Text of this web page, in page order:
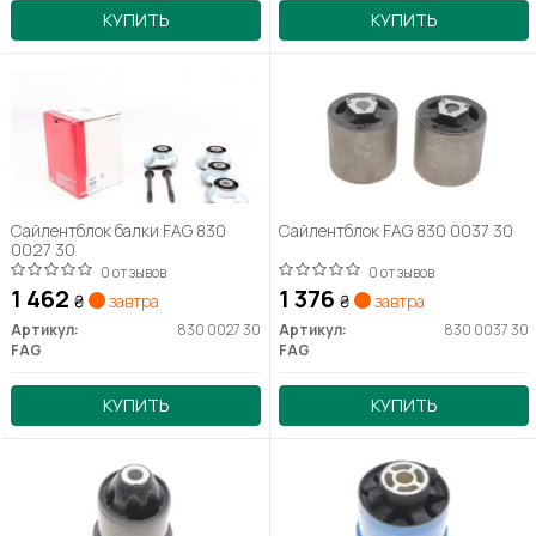
КУПИТЬ КУПИТЬ
Сайлентблок балки FAG 830
0027 30
0 отзывов
1 462 ₴ завтра
Артикул:
830 0027 30
FAG
КУПИТЬ
Сайлентблок FAG 830 0037 30
0 отзывов
1 376 ₴ завтра
Артикул:
830 0037 30
FAG
КУПИТЬ